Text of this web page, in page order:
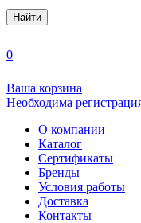
Найти
0
Ваша корзина
Необходима
О компании
Каталог
Сертификаты
Бренды
Условия работы
Доставка
Контакты